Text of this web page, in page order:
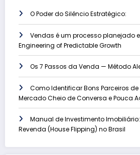
O Poder do Silêncio Estratégico:
Vendas é um processo planejado
Engineering of Predictable Growth
Os 7 Passos da Venda — Método
Como Identificar Bons Parceiros
Mercado Cheio de Conversa e Pouca
Manual de Investimento
Revenda (House Flipping) no Brasil